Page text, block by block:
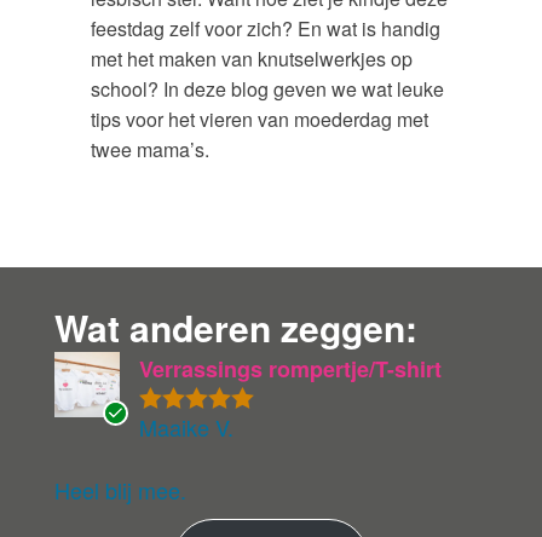
feestdag zelf voor zich? En wat is handig
met het maken van knutselwerkjes op
school? In deze blog geven we wat leuke
tips voor het vieren van moederdag met
twee mama’s.
Wat anderen zeggen:
eri
Gewaardeer
Verrassings rompertje/T-shirt
Maaike V.
Heel blij mee.